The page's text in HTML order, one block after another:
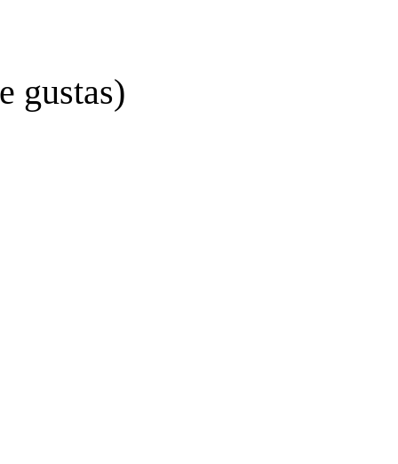
gustas)